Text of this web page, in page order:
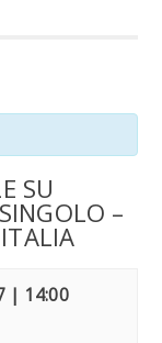
SU
–
| 14:00